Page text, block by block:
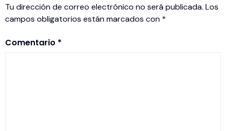
Tu dirección de correo electrónico no será publicada. Los
campos obligatorios están marcados con *
Comentario *